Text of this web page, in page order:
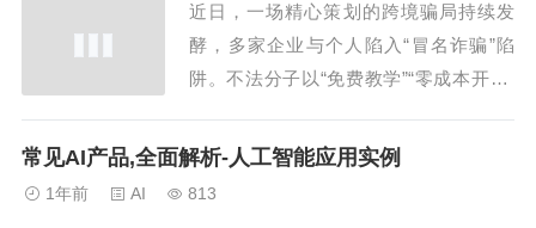
近日，一场精心策划的跨境骗局持续发
酵，多家企业与个人陷入“冒名诈骗”陷
阱。不法分子以“免费教学”“零成本开店”
致部分受害者在短短数日内损失高达几千
常见AI产品,全面解析-人工智能应用实例
1年前 AI 813